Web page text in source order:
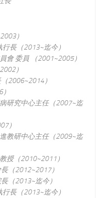
）
長（2013~迄今）
會 委員 （2001~2005）
）
2006~2014）
研究中心主任（2007~迄
）
教研中心主任（2009~迄
授（2010~2011）
（2012~2017）
（2013~迄今）
長（2013~迄今）